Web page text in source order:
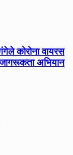
कोरोना वायरस
जागरूकता अभियान